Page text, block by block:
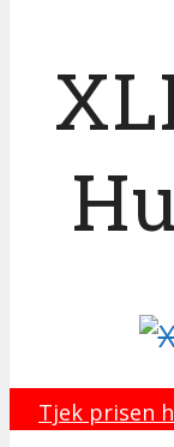
Tjek prisen